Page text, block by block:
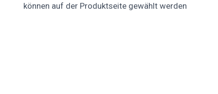
können auf der Produktseite gewählt werden